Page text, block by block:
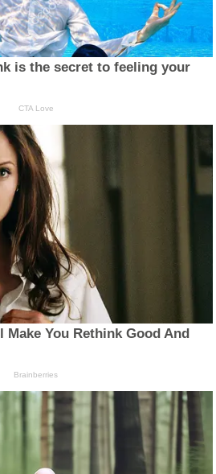
is the secret to feeling your
CTA Love
Make You Rethink Good And
Brainberries